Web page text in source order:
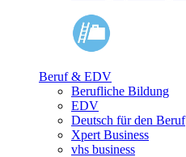
Beruf & EDV
Berufliche Bildung
EDV
Deutsch für den Beruf
Xpert Business
vhs business